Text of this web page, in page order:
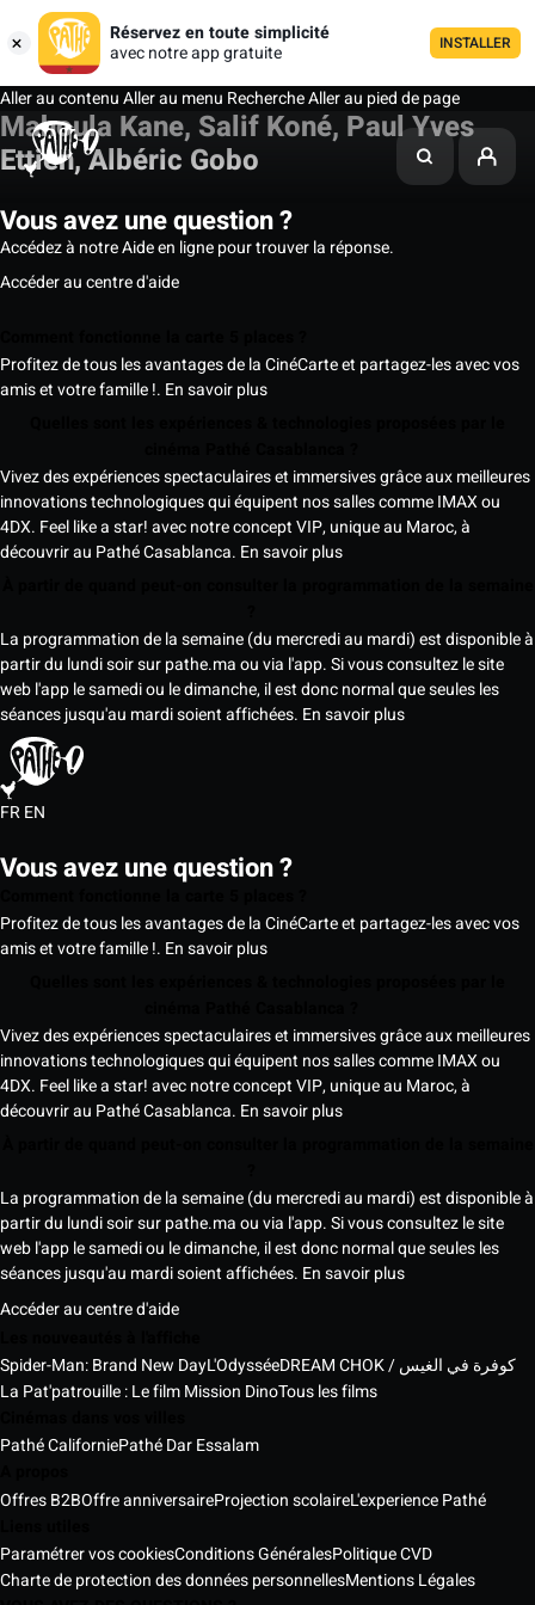
Réservez en toute simplicité
avec notre app gratuite
INSTALLER
Aller au contenuAller au menu RechercheAller au pied de page
Mahoula Kane, Salif Koné, Paul Yves
Ettien, Albéric Gobo
Vous avez une question ?
Accédez à notre Aide en ligne pour trouver la réponse.
Accéder au centre d'aide
Profitez de tous les avantages de la CinéCarte et partagez-les avec vos
amis et votre famille !. En savoir plus
Vivez des expériences spectaculaires et immersives grâce aux meilleures
innovations technologiques qui équipent nos salles comme IMAX ou
4DX. Feel like a star! avec notre concept VIP, unique au Maroc, à
découvrir au Pathé Casablanca. En savoir plus
La programmation de la semaine (du mercredi au mardi) est disponible à
partir du lundi soir sur pathe.ma ou via l'app. Si vous consultez le site
web l'app le samedi ou le dimanche, il est donc normal que seules les
séances jusqu'au mardi soient affichées. En savoir plus
FREN
Vous avez une question ?
Profitez de tous les avantages de la CinéCarte et partagez-les avec vos
amis et votre famille !. En savoir plus
Vivez des expériences spectaculaires et immersives grâce aux meilleures
innovations technologiques qui équipent nos salles comme IMAX ou
4DX. Feel like a star! avec notre concept VIP, unique au Maroc, à
découvrir au Pathé Casablanca. En savoir plus
La programmation de la semaine (du mercredi au mardi) est disponible à
partir du lundi soir sur pathe.ma ou via l'app. Si vous consultez le site
web l'app le samedi ou le dimanche, il est donc normal que seules les
séances jusqu'au mardi soient affichées. En savoir plus
Accéder au centre d'aide
Spider-Man: Brand New DayL'Odyssée
DREAM CHOK / كوفرة في الغيس
La Pat'patrouille : Le film Mission DinoTous les films
Pathé CaliforniePathé Dar Essalam
Offres B2BOffre anniversaireProjection scolaireL'experience Pathé
Paramétrer vos cookiesConditions GénéralesPolitique CVD
Charte de protection des données personnellesMentions Légales